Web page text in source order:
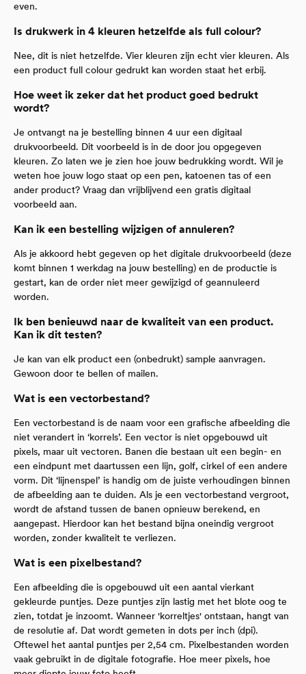
even.
Is drukwerk in 4 kleuren hetzelfde als full colour?
Nee, dit is niet hetzelfde. Vier kleuren zijn echt vier kleuren. Als
een product full colour gedrukt kan worden staat het erbij.
Hoe weet ik zeker dat het product goed bedrukt
wordt?
Je ontvangt na je bestelling binnen 4 uur een digitaal
drukvoorbeeld. Dit voorbeeld is in de door jou opgegeven
kleuren. Zo laten we je zien hoe jouw bedrukking wordt. Wil je
weten hoe jouw logo staat op een pen, katoenen tas of een
ander product? Vraag dan vrijblijvend een gratis digitaal
voorbeeld aan.
Kan ik een bestelling wijzigen of annuleren?
Als je akkoord hebt gegeven op het digitale drukvoorbeeld (deze
komt binnen 1 werkdag na jouw bestelling) en de productie is
gestart, kan de order niet meer gewijzigd of geannuleerd
worden.
Ik ben benieuwd naar de kwaliteit van een product.
Kan ik dit testen?
Je kan van elk product een (onbedrukt) sample aanvragen.
Gewoon door te bellen of mailen.
Wat is een vectorbestand?
Een vectorbestand is de naam voor een grafische afbeelding die
niet verandert in ‘korrels’. Een vector is niet opgebouwd uit
pixels, maar uit vectoren. Banen die bestaan uit een begin- en
een eindpunt met daartussen een lijn, golf, cirkel of een andere
vorm. Dit ‘lijnenspel’ is handig om de juiste verhoudingen binnen
de afbeelding aan te duiden. Als je een vectorbestand vergroot,
wordt de afstand tussen de banen opnieuw berekend, en
aangepast. Hierdoor kan het bestand bijna oneindig vergroot
worden, zonder kwaliteit te verliezen.
Wat is een pixelbestand?
Een afbeelding die is opgebouwd uit een aantal vierkant
gekleurde puntjes. Deze puntjes zijn lastig met het blote oog te
zien, totdat je inzoomt. Wanneer 'korreltjes' ontstaan, hangt van
de resolutie af. Dat wordt gemeten in dots per inch (dpi).
Oftewel het aantal puntjes per 2,54 cm. Pixelbestanden worden
vaak gebruikt in de digitale fotografie. Hoe meer pixels, hoe